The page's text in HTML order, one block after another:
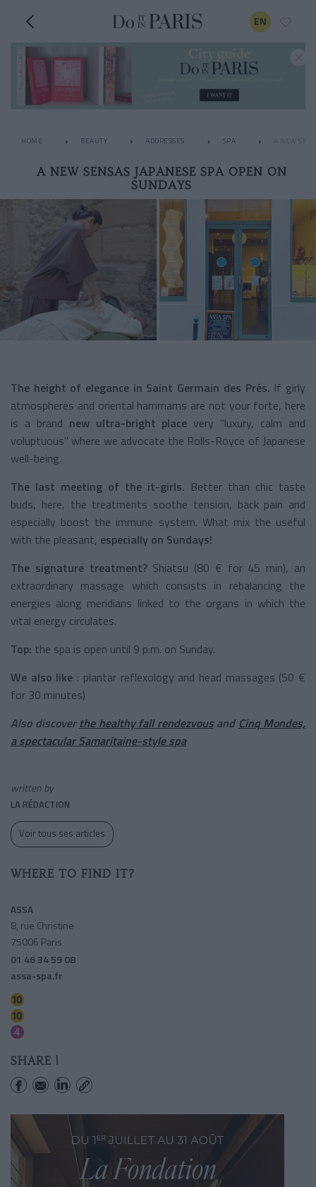
EN
HOME BEAUTY ADDRESSES SPA A NEW
A NEW SENSAS JAPANESE SPA OPEN ON
SUNDAYS
The height of elegance in Saint Germain des Prés. If girly
atmospheres and oriental hammams are not your forte, here
is a brand new ultra-bright place very "luxury, calm and
voluptuous" where we advocate the Rolls-Royce of Japanese
well-being.
The last meeting of the it-girls. Better than chic taste
buds, here, the treatments soothe tension, back pain and
especially boost the immune system. What mix the useful
with the pleasant, especially on Sundays!
The signature treatment?Shiatsu (80 € for 45 min), an
extraordinary massage which consists in rebalancing the
energies along meridians linked to the organs in which the
vital energy circulates.
Top: the spa is open until 9 p.m. on Sunday.
We also like : plantar reflexology and head massages (50 €
for 30 minutes)
Also discover the healthy fall rendezvousand Cinq Mondes,
a spectacular Samaritaine-style spa
written by
LA RÉDACTION
Voir tous ses articles
WHERE TO FIND IT?
ASSA
8, rue Christine
75006 Paris
01 46 34 59 08
assa-spa.fr
SHARE !